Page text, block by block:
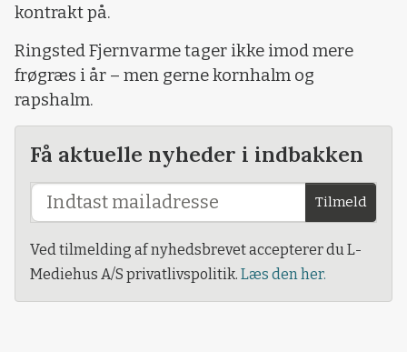
kontrakt på.
Ringsted Fjernvarme tager ikke imod mere
frøgræs i år – men gerne kornhalm og
rapshalm.
Få aktuelle nyheder i indbakken
Tilmeld
Ved tilmelding af nyhedsbrevet accepterer du L-
Mediehus A/S privatlivspolitik. Læs den her.